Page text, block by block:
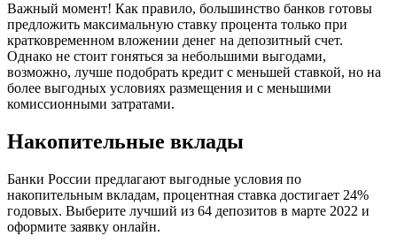
Важный момент! Как правило, большинство банков готовы
предложить максимальную ставку процента только при
кратковременном вложении денег на депозитный счет.
Однако не стоит гоняться за небольшими выгодами,
возможно, лучше подобрать кредит с меньшей ставкой, но на
более выгодных условиях размещения и с меньшими
комиссионными затратами.
Накопительные вклады
Банки России предлагают выгодные условия по
накопительным вкладам, процентная ставка достигает 24%
годовых. Выберите лучший из 64 депозитов в марте 2022 и
оформите заявку онлайн.